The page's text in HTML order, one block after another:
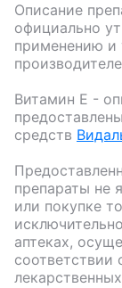
Описание
официально
применению и
Витамин Е -
средств
препараты не
или покупке
аптеках,